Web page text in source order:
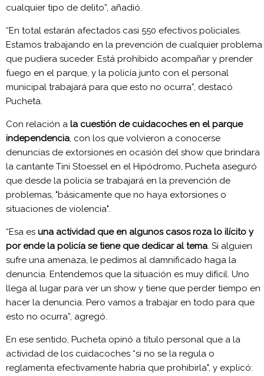
cualquier tipo de delito”, añadió.
“En total estarán afectados casi 550 efectivos policiales.
Estamos trabajando en la prevención de cualquier problema
que pudiera suceder. Está prohibido acompañar y prender
fuego en el parque, y la policía junto con el personal
municipal trabajará para que esto no ocurra”, destacó
Pucheta.
Con relación a la cuestión de cuidacoches en el parque
independencia, con los que volvieron a conocerse
denuncias de extorsiones en ocasión del show que brindara
la cantante Tini Stoessel en el Hipódromo, Pucheta aseguró
que desde la policía se trabajará en la prevención de
problemas, "básicamente que no haya extorsiones o
situaciones de violencia".
“Esa es una actividad que en algunos casos roza lo ilícito y
por ende la policía se tiene que dedicar al tema. Si alguien
sufre una amenaza, le pedimos al damnificado haga la
denuncia. Entendemos que la situación es muy difícil. Uno
llega al lugar para ver un show y tiene que perder tiempo en
hacer la denuncia. Pero vamos a trabajar en todo para que
esto no ocurra”, agregó.
En ese sentido, Pucheta opinó a título personal que a la
actividad de los cuidacoches “si no se la regula o
reglamenta efectivamente habría que prohibirla", y explicó: